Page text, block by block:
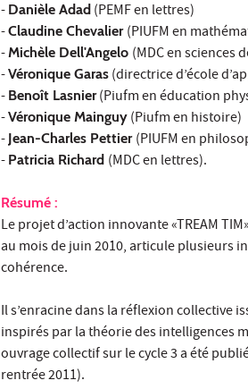
- Danièle Adad (PEMF en lettres)
-Claudine Chevalier (PIUFM en
-Michèle Dell'Angelo (MDC en sciences
-Véronique Garas (directrice d’école
- Benoît Lasnier(Piufm en éducation
-Véronique Mainguy (Piufm en histoire)
- Jean-Charles Pettier (PIUFM en
- Patricia Richard (MDC en lettres).
Résumé :
Le projet d’action innovante «TREAM
au mois de juin 2010, articule plusieurs
cohérence.
Il s’enracine dans la réflexion collective
inspirés par la théorie des intelligences
ouvrage collectif sur le cycle 3 a été
rentrée 2011).